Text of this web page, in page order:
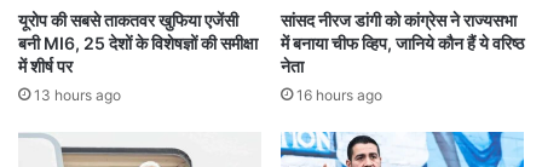
प
र
ल
मु
दे
श
में
प
यूरोप की सबसे ताकतवर खुफिया एजेंसी
बनी MI6, 25 देशों के विशेषज्ञों की समीक्षा
में शीर्ष पर
13 hours ago
सांसद नीरज डांगी को कांग्रेस ने राज्यसभा
में बनाया चीफ व्हिप, जानिये कौन हैं ये वरिष्ठ
नेता
16 hours ago